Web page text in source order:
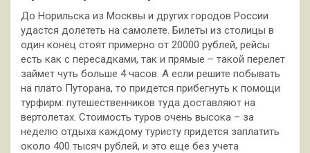
До Норильска из Москвы и других городов России
удастся долететь на самолете. Билеты из столицы в
один конец стоят примерно от 20000 рублей, рейсы
есть как с пересадками, так и прямые – такой перелет
займет чуть больше 4 часов. А если решите побывать
на плато Путорана, то придется прибегнуть к помощи
турфирм: путешественников туда доставляют на
вертолетах. Стоимость туров очень высока – за
неделю отдыха каждому туристу придется заплатить
около 400 тысяч рублей, и это еще без учета